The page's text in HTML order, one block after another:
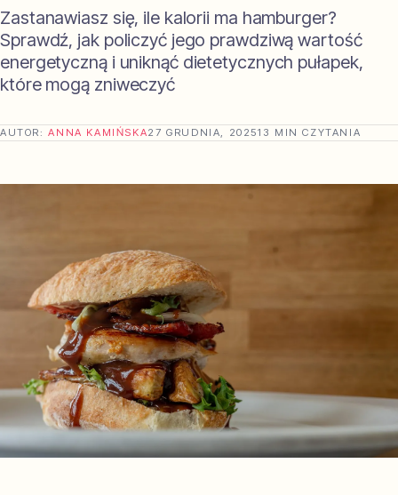
Zastanawiasz się, ile kalorii ma hamburger?
Sprawdź, jak policzyć jego prawdziwą wartość
energetyczną i uniknąć dietetycznych pułapek,
które mogą zniweczyć
AUTOR:ANNA KAMIŃSKA27 GRUDNIA, 202513 MIN CZYTANIA